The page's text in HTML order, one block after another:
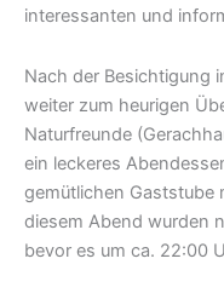
interessanten und
Nach der Besichtigung
weiter zum heurigen
Naturfreunde
ein leckeres
gemütlichen Gaststube
diesem Abend wurden
bevor es um ca. 22:00